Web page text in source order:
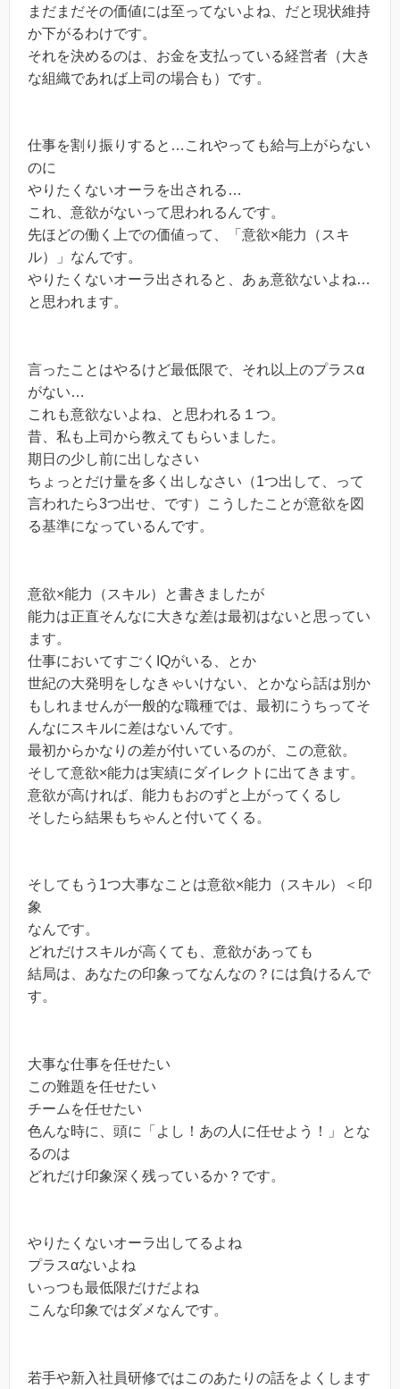
まだまだその価値には至ってないよね、だと現状維持
か下がるわけです。
それを決めるのは、お金を支払っている経営者（大き
な組織であれば上司の場合も）です。
仕事を割り振りすると…これやっても給与上がらない
のに
やりたくないオーラを出される…
これ、意欲がないって思われるんです。
先ほどの働く上での価値って、「意欲×能力（スキ
ル）」なんです。
やりたくないオーラ出されると、あぁ意欲ないよね…
と思われます。
言ったことはやるけど最低限で、それ以上のプラスα
がない…
これも意欲ないよね、と思われる１つ。
昔、私も上司から教えてもらいました。
期日の少し前に出しなさい
ちょっとだけ量を多く出しなさい（1つ出して、って
言われたら3つ出せ、です）こうしたことが意欲を図
る基準になっているんです。
意欲×能力（スキル）と書きましたが
能力は正直そんなに大きな差は最初はないと思ってい
ます。
仕事においてすごくIQがいる、とか
世紀の大発明をしなきゃいけない、とかなら話は別か
もしれませんが一般的な職種では、最初にうちってそ
んなにスキルに差はないんです。
最初からかなりの差が付いているのが、この意欲。
そして意欲×能力は実績にダイレクトに出てきます。
意欲が高ければ、能力もおのずと上がってくるし
そしたら結果もちゃんと付いてくる。
そしてもう1つ大事なことは意欲×能力（スキル）＜印
象
なんです。
どれだけスキルが高くても、意欲があっても
結局は、あなたの印象ってなんなの？には負けるんで
す。
大事な仕事を任せたい
この難題を任せたい
チームを任せたい
色んな時に、頭に「よし！あの人に任せよう！」とな
るのは
どれだけ印象深く残っているか？です。
やりたくないオーラ出してるよね
プラスαないよね
いっつも最低限だけだよね
こんな印象ではダメなんです。
若手や新入社員研修ではこのあたりの話をよくします